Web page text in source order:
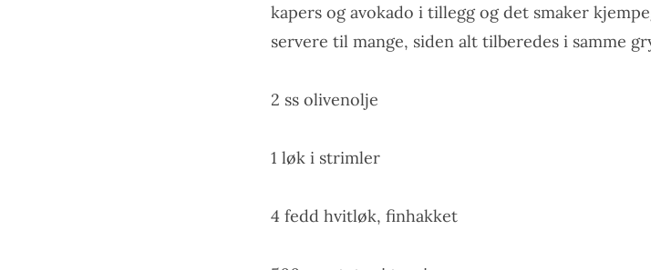
kapers og avokado i tillegg og det smaker
servere til mange, siden alt tilberedes i samme
2 ss olivenolje
1 løk i strimler
4 fedd hvitløk, finhakket